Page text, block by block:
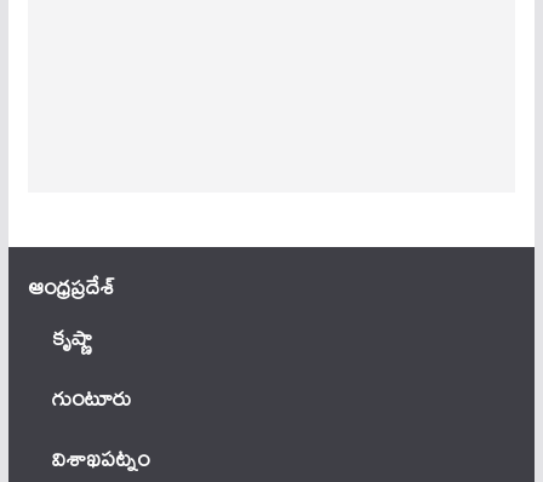
ఆంధ్ర‌ప్ర‌దేశ్
కృష్ణా
గుంటూరు
విశాఖపట్నం